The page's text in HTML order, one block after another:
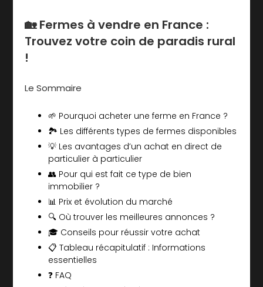
🏡 Fermes à vendre en France :
Trouvez votre coin de paradis rural
!
Le Sommaire
🌱 Pourquoi acheter une ferme en France ?
🏞️ Les différents types de fermes disponibles
💡 Les avantages d’un achat en direct de
particulier à particulier
👥 Pour qui est fait ce type de bien
immobilier ?
📊 Prix et évolution du marché
🔍 Où trouver les meilleures annonces ?
🎓 Conseils pour réussir votre achat
📋 Tableau récapitulatif : Informations
essentielles
❓ FAQ